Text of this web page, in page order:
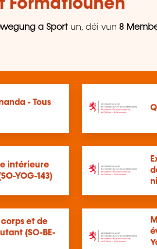
Formatiounen
a Sport un, déi vun 8
- Tous
intérieure
YOG-143)
et de
(SO-BE-